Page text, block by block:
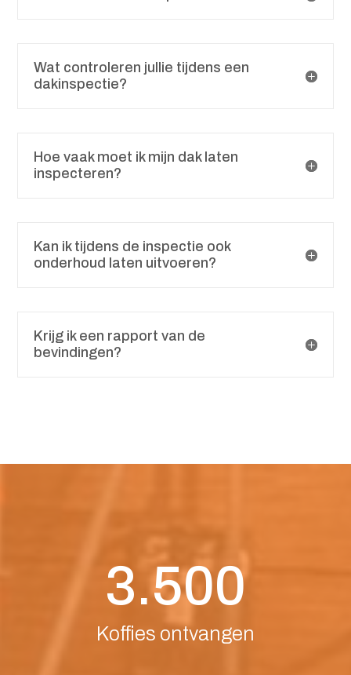
Wat controleren jullie tijdens een
dakinspectie?
Hoe vaak moet ik mijn dak laten
inspecteren?
Kan ik tijdens de inspectie ook
onderhoud laten uitvoeren?
Krijg ik een rapport van de
bevindingen?
3.500
Koffies ontvangen